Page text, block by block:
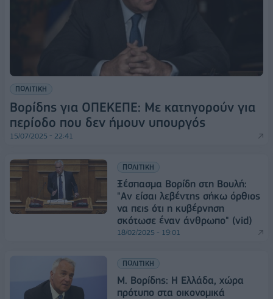
ΠΟΛΙΤΙΚΗ
Βορίδης για ΟΠΕΚΕΠΕ: Με κατηγορούν για
περίοδο που δεν ήμουν υπουργός
15/07/2025 - 22:41
ΠΟΛΙΤΙΚΗ
Ξέσπασμα Βορίδη στη Βουλή:
"Αν είσαι λεβέντης σήκω όρθιος
να πεις ότι η κυβέρνηση
σκότωσε έναν άνθρωπο" (vid)
18/02/2025 - 19:01
ΠΟΛΙΤΙΚΗ
Μ. Βορίδης: Η Ελλάδα, χώρα
πρότυπο στα οικονομικά